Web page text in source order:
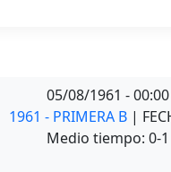
05/08/1961 - 00:00
1961 - PRIMERA B |
Medio tiempo: 0-1